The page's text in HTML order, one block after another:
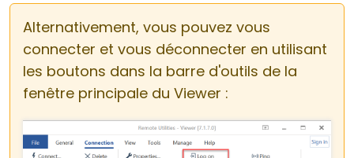
Alternativement, vous pouvez vous
connecter et vous déconnecter en utilisant
les boutons dans la barre d'outils de la
fenêtre principale du Viewer :